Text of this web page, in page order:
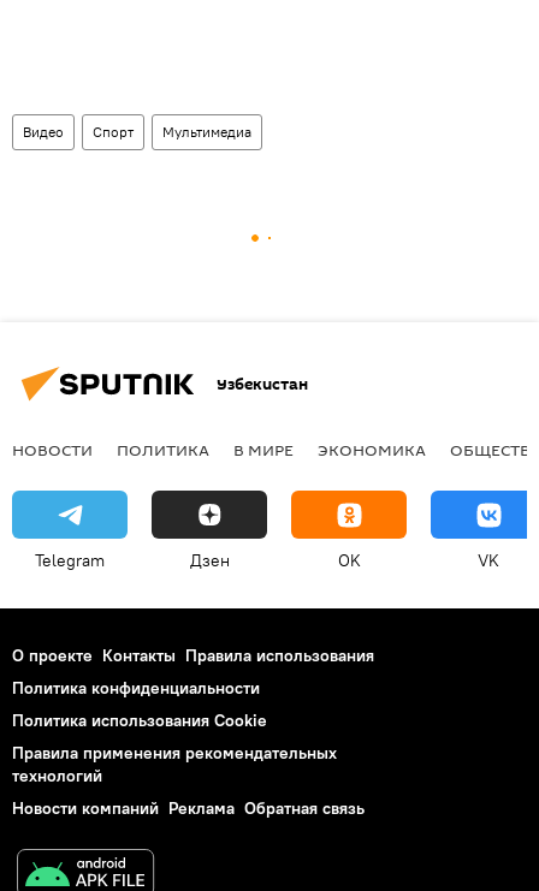
Видео Спорт Мультимедиа
Узбекистан
НОВОСТИ ПОЛИТИКА В МИРЕ ЭКОНОМИКА
Telegram Дзен OK VK
О проекте Контакты Правила использования
Политика конфиденциальности
Политика использования Cookie
Правила применения рекомендательных
технологий
Новости компаний Реклама Обратная связь